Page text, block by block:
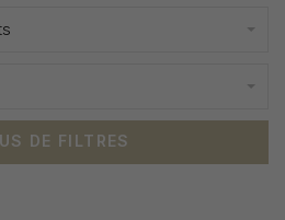
DE FILTRES